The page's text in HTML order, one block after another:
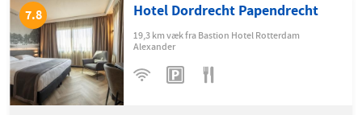
7.8 Hotel Dordrecht Papendrecht
19,3 km væk fra Bastion Hotel Rotterdam
Alexander